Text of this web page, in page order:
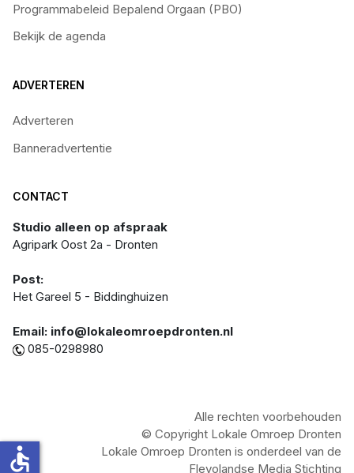
Programmabeleid Bepalend Orgaan (PBO)
Bekijk de agenda
ADVERTEREN
Adverteren
Banneradvertentie
CONTACT
Studio alleen op afspraak
Agripark Oost 2a - Dronten
Post:
Het Gareel 5 - Biddinghuizen
Email: info@lokaleomroepdronten.nl
085-0298980
Alle rechten voorbehouden
© Copyright Lokale Omroep Dronten
Lokale Omroep Dronten is onderdeel van de
Flevolandse Media Stichting
accessible